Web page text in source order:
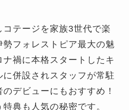
テージを家族3世代で楽
勢フォレストピア最大の魅
禍に本格スタートしたキ
に併設されスタッフが常駐
デビューにもおすすめ！
典も人気の秘密です。